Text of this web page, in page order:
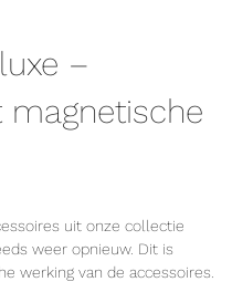
–
uit onze collectie
weer opnieuw. Dit is
werking van de accessoires.